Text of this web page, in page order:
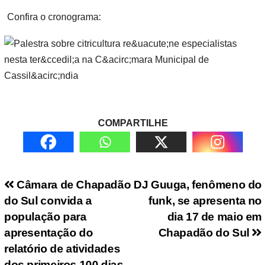
Confira o cronograma:
COMPARTILHE
Navegação de PostDJ Guuga, fenômeno do
funk, se apresenta no
dia 17 de maio em
Chapadão do Sul
Câmara de Chapadão
do Sul convida a
população para
apresentação do
relatório de atividades